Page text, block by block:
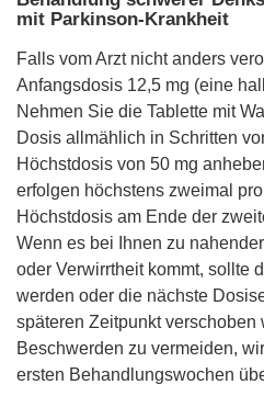
mit Parkinson-Krankheit
Falls vom Arzt nicht anders
Anfangsdosis 12,5 mg (eine
Nehmen Sie die Tablette mit
Dosis allmählich in Schritten
Höchstdosis von 50 mg
erfolgen höchstens zweimal
Höchstdosis am Ende der
Wenn es bei Ihnen zu
oder Verwirrtheit kommt, sollte
werden oder die nächste
späteren Zeitpunkt verschoben
Beschwerden zu vermeiden,
ersten Behandlungswochen